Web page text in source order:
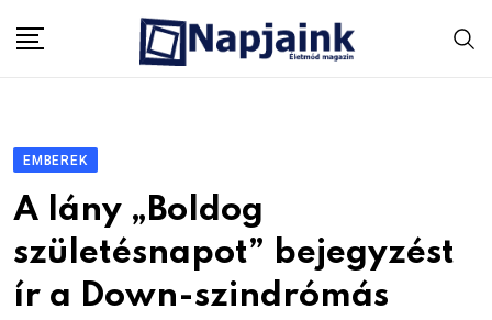
EMBEREK
A lány „Boldog
születésnapot” bejegyzést
ír a Down-szindrómás